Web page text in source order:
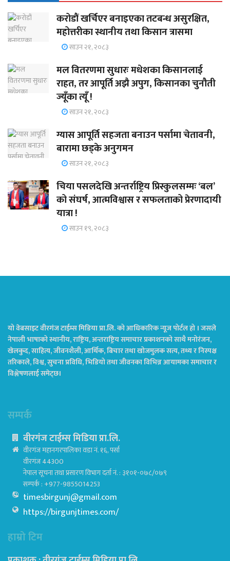
करोडौं खर्चिएर बनाइएका तटबन्ध असुरक्षित,
महोत्तरीका स्थानीय तथा किसान त्रासमा
साउन २१, २०८३
मल वितरणमा सुधारः मधेशका किसानलाई
राहत, तर आपूर्ति अझै अपुग, किसानका चुनौती
ज्यूँका त्यूँ !
साउन २१, २०८३
ग्यास आपूर्ति सहजता बनाउन पर्सामा चेतावनी,
बारामा छड्के अनुगमन
साउन २१, २०८३
चिया पसलदेखि अन्तर्राष्ट्रिय प्रिस्कुलसम्मः ‘बल’
को संघर्ष, आत्मविश्वास र सफलताको प्रेरणादायी
यात्रा !
साउन १९, २०८३
यो वेबसाइट वीरगंज टाईम्स मिडिया प्रा.लि. को आधिकारिक न्यूज पोर्टल हो । जसले
नेपाली भाषाको स्थानीय, राष्ट्रिय, अन्तराष्ट्रिय समाचार प्रकाशनको साथै मनोरंजन,
खेलकुद, साहित्य, जीवनशैली, आर्थिक, बिचार तथा खोजमुलक सत्य, तथ्य र निस्पक्ष
तरिकाले, विश्व, सुचना प्रविधि, भिडियो तथा जीवनका विभिन्न आयामका समाचार र
विश्लेषणलाई समेट्छ।
सम्पर्क
वीरगंज टाईम्स मिडिया प्रा.लि.
वीरगंज महानगरपालिका वडा नं. १६, पर्सा
वीरगंज 44300
नेपाल सूचना तथा प्रसारण विभाग दर्ता नं. : ३१०१-०७८/०७९
सम्पर्क : +977-9855014253
timesbirgunj@gmail.com
https://birgunjtimes.com/
हाम्रो टिम